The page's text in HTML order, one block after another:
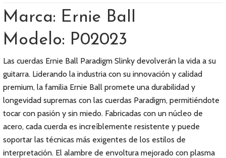
Marca: Ernie Ball
Modelo: P02023
Las cuerdas Ernie Ball Paradigm Slinky devolverán la vida a su
guitarra. Liderando la industria con su innovación y calidad
premium, la familia Ernie Ball promete una durabilidad y
longevidad supremas con las cuerdas Paradigm, permitiéndote
tocar con pasión y sin miedo. Fabricadas con un núcleo de
acero, cada cuerda es increíblemente resistente y puede
soportar las técnicas más exigentes de los estilos de
interpretación. El alambre de envoltura mejorado con plasma